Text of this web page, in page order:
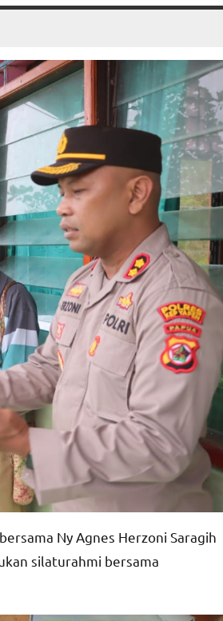
Ny Agnes Herzoni Saragih
silaturahmi bersama